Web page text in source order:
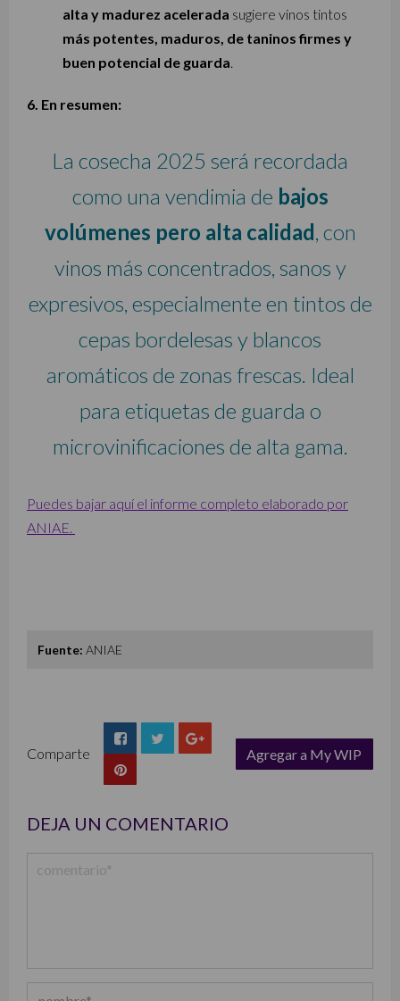
alta y madurez acelerada sugiere vinos tintos
más potentes, maduros, de taninos firmes y
buen potencial de guarda.
6. En resumen:
La cosecha 2025 será recordada
como una vendimia de bajos
volúmenes pero alta calidad, con
vinos más concentrados, sanos y
expresivos, especialmente en tintos de
cepas bordelesas y blancos
aromáticos de zonas frescas. Ideal
para etiquetas de guarda o
microvinificaciones de alta gama.
Puedes bajar aquí el informe completo elaborado por
ANIAE.
Fuente: ANIAE
Comparte
Agregar a My WIP
DEJA UN COMENTARIO